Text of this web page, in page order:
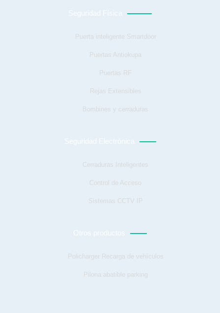
Seguridad Física
Puerta inteligente Smartdoor
Puertas Antiokupa
Puertas RF
Rejas Extensibles
Bombines y cerraduras
Seguridad Electrónica
Cerraduras Inteligentes
Control de Acceso
Sistemas CCTV IP
Otros productos
Policharger Recarga de vehículos
Pilona abatible parking